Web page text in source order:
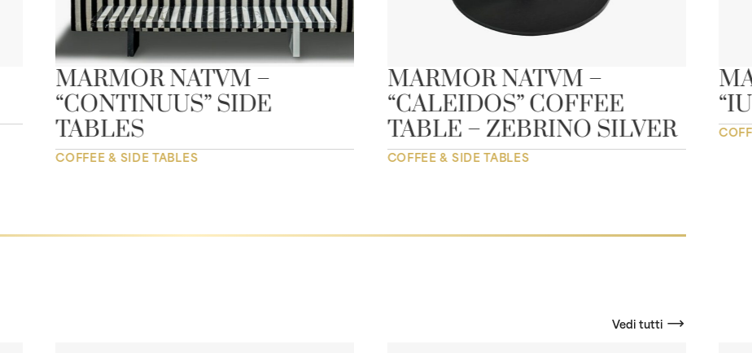
MARMOR NATVM –
“CONTINUUS” SIDE
TABLES
COFFEE & SIDE TABLES
MARMOR NATVM –
“CALEIDOS” COFFEE
TABLE – ZEBRINO SILVER
COFFEE & SIDE TABLES
Vedi tutti